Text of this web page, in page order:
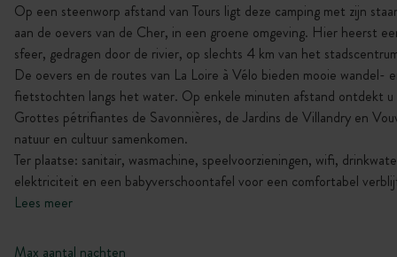
Op een steenworp afstand van Tours ligt deze camping met zijn
aan de oevers van de Cher, in een groene omgeving. Hier heerst
sfeer, gedragen door de rivier, op slechts 4 km van het
De oevers en de routes van La Loire à Vélo bieden mooie wandel-
fietstochten langs het water. Op enkele minuten afstand ontdekt u
Grottes pétrifiantes de Savonnières, de Jardins de Villandry en
natuur en cultuur samenkomen.
Ter plaatse: sanitair, wasmachine, speelvoorzieningen, wifi,
elektriciteit en een babyverschoontafel voor een comfortabel
Lees meer
Max aantal nachten